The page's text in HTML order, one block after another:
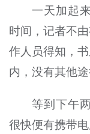
一天加起
时间，记者不
作人员得知，
内，没有其他途
等到下午
很快便有携带